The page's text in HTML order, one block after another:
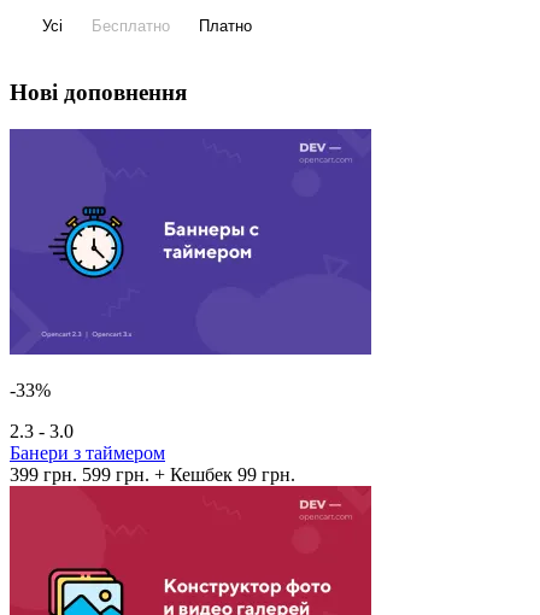
Усі Бесплатно Платно
Нові доповнення
-33%
2.3 - 3.0
Банери з таймером
399 грн. 599 грн. + Кешбек 99 грн.